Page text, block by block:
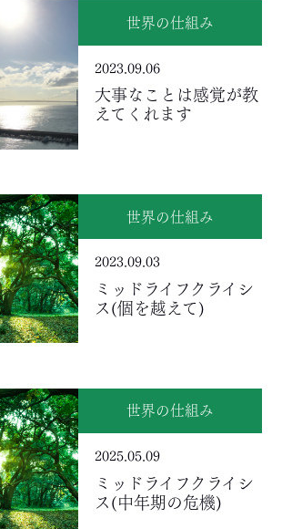
世界の仕組み
2023.09.06
大事なことは感覚が教
えてくれます
世界の仕組み
2023.09.03
ミッドライフクライシ
ス(個を越えて)
世界の仕組み
2025.05.09
ミッドライフクライシ
ス(中年期の危機)